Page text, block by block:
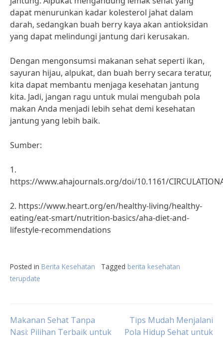
dapat menurunkan kadar kolesterol jahat dalam
darah, sedangkan buah berry kaya akan antioksidan
yang dapat melindungi jantung dari kerusakan.
Dengan mengonsumsi makanan sehat seperti ikan,
sayuran hijau, alpukat, dan buah berry secara teratur,
kita dapat membantu menjaga kesehatan jantung
kita. Jadi, jangan ragu untuk mulai mengubah pola
makan Anda menjadi lebih sehat demi kesehatan
jantung yang lebih baik.
Sumber:
1.
https://www.ahajournals.org/doi/10.1161/
2. https://www.heart.org/en/healthy-living/healthy-
eating/eat-smart/nutrition-basics/aha-diet-and-
lifestyle-recommendations
Posted in Berita Kesehatan Tagged berita kesehatan
terupdate
Post
Makanan Sehat Tanpa
Nasi: Pilihan Terbaik untuk
Tips Mudah Menjalani
Pola Hidup Sehat untuk